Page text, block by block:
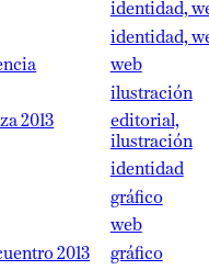
identidad,
identidad,
web
ilustración
2013
editorial,
ilustración
identidad
gráfico
web
2013
gráfico